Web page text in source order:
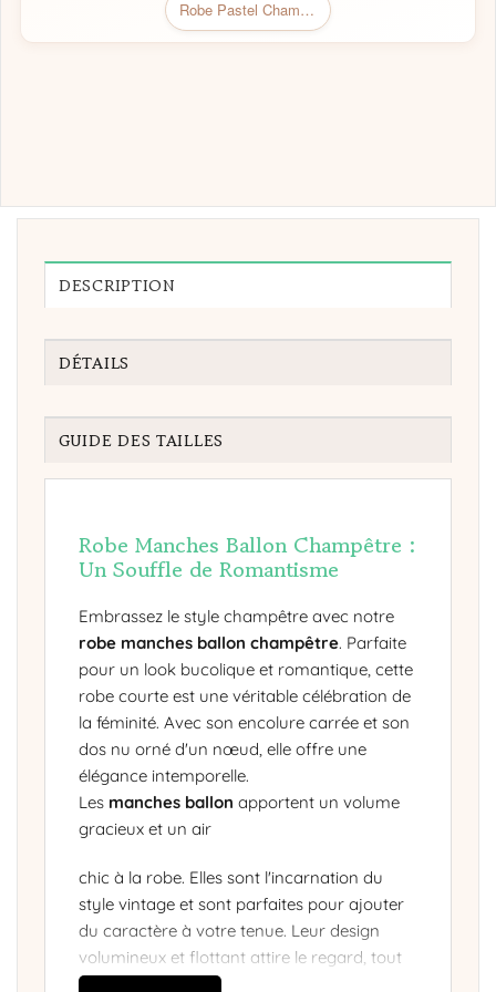
Robe Pastel Champêtre
DESCRIPTION
DÉTAILS
GUIDE DES TAILLES
Robe Manches Ballon Champêtre :
Un Souffle de Romantisme
Embrassez le style champêtre avec notre
robe manches ballon champêtre. Parfaite
pour un look bucolique et romantique, cette
robe courte est une véritable célébration de
la féminité. Avec son encolure carrée et son
dos nu orné d'un nœud, elle offre une
élégance intemporelle.
Les manches ballon apportent un volume
gracieux et un air
chic à la robe. Elles sont l'incarnation du
style vintage et sont parfaites pour ajouter
du caractère à votre tenue. Leur design
volumineux et flottant attire le regard, tout
en restant subtilement élégant.